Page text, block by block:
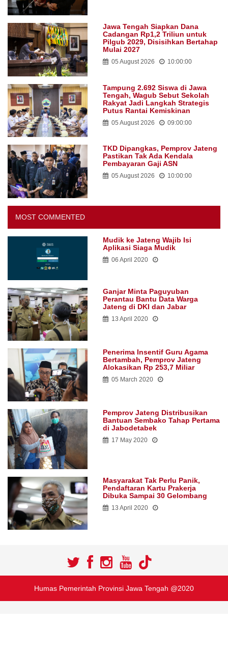
Jawa Tengah Siapkan Dana
Cadangan Rp1,2 Triliun untuk
Pilgub 2029, Disisihkan Bertahap
Mulai 2027
05 August 2026 10:00:00
Tampung 2.692 Siswa di Jawa
Tengah, Wagub Sebut Sekolah
Rakyat Jadi Langkah Strategis
Putus Rantai Kemiskinan
05 August 2026 09:00:00
TKD Dipangkas, Pemprov Jateng
Pastikan Tak Ada Kendala
Pembayaran Gaji ASN
05 August 2026 10:00:00
MOST COMMENTED
Mudik ke Jateng Wajib Isi
Aplikasi Siaga Mudik
06 April 2020
Ganjar Minta Paguyuban
Perantau Bantu Data Warga
Jateng di DKI dan Jabar
13 April 2020
Penerima Insentif Guru Agama
Bertambah, Pemprov Jateng
Alokasikan Rp 253,7 Miliar
05 March 2020
Pemprov Jateng Distribusikan
Bantuan Sembako Tahap Pertama
di Jabodetabek
17 May 2020
Masyarakat Tak Perlu Panik,
Pendaftaran Kartu Prakerja
Dibuka Sampai 30 Gelombang
13 April 2020
Humas Pemerintah Provinsi Jawa Tengah @2020